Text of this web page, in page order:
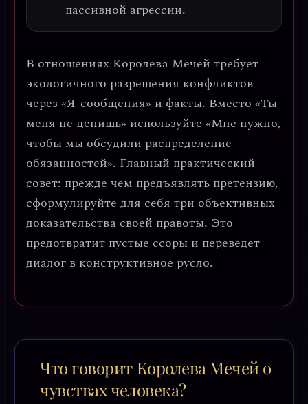
пассивной агрессии.
В отношениях Королева Мечей требует
экологичного разрешения конфликтов
через «Я-сообщения» и факты. Вместо «Ты
меня не ценишь» используйте «Мне нужно,
чтобы мы обсудили распределение
обязанностей». Главный практический
совет: прежде чем предъявлять претензию,
сформулируйте для себя три объективных
доказательства своей правоты. Это
предотвратит пустые ссоры и переведет
диалог в конструктивное русло.
Что говорит Королева Мечей о
чувствах человека?